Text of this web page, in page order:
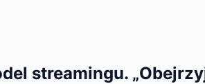
streamingu.